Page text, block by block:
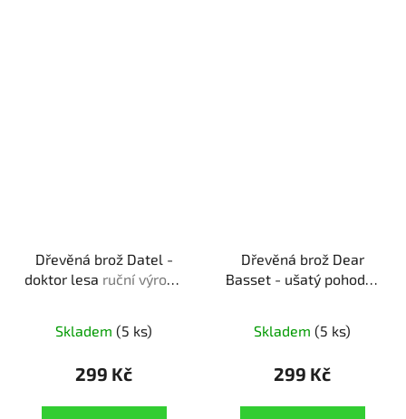
Dřevěná brož Datel -
doktor lesa ruční výroba
Skladem (5 ks)
299 Kč
Dřevěná brož Dear
Basset - ušatý pohodář
Skladem (5 ks)
299 Kč